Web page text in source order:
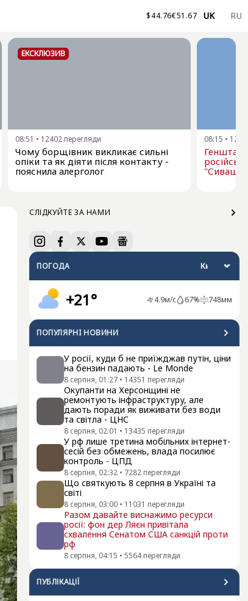
$44.76€51.67 UK RU
ЕКСКЛЮЗИВ
08:51 • 12402 перегляди
Чому борщівник викликає сильні
опіки та як діяти після контакту -
пояснила алерголог
08:15 •
Генштаб
"Сиваш"
СЛІДКУЙТЕ ЗА НАМИ
ПОГОДА
+21° 4.9м/с 67% 748мм
ПОПУЛЯРНI НОВИНИ
У росії, куди б не приїжджав путін, ціни
на бензин падають - Le Monde
8 серпня, 01:27 • 14351 перегляди
Окупанти на Херсонщині не
ремонтують інфраструктуру, але
дають поради як виживати без води
та світла - ЦНС
8 серпня, 02:01 • 13435 перегляди
У рф лише третина мобільних інтернет-
сесій без обмежень, влада посилює
контроль - ЦПД
8 серпня, 02:32 • 7282 перегляди
Що святкують 8 серпня в Україні та
світі
8 серпня, 03:00 • 11031 перегляди
Разом давайте виснажимо ресурси
росії: фон дер Ляєн привітала
схвалення Сенатом США санкцій проти
рф
8 серпня, 04:15 • 5564 перегляди
ПУБЛІКАЦІЇ